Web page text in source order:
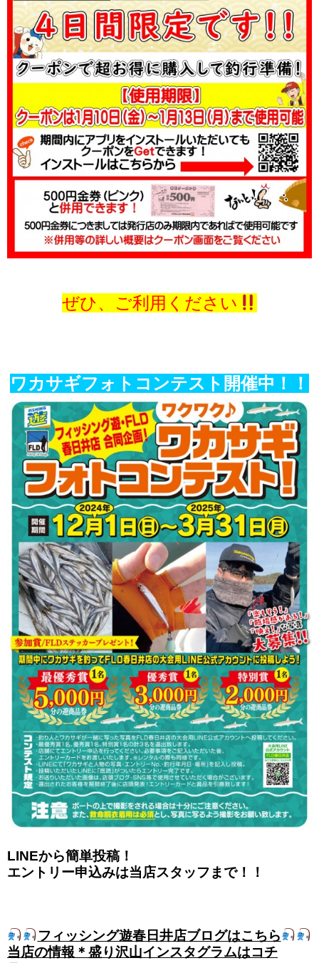
ぜひ、ご利用ください
ワカサギフォトコンテスト開催中！！
LINEから簡単投稿！
エントリー申込みは当店スタッフまで！！
フィッシング遊春日井店ブログはこちら
当店の情報＊盛り沢山インスタグラムはコチ